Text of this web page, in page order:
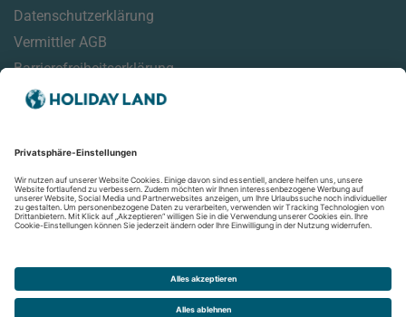
Datenschutzerklärung
Vermittler AGB
Barrierefreiheitserklärung
Reisemonitor
Online Check-In Informationen
Reisehinweise
Aktuelles
Newsletter